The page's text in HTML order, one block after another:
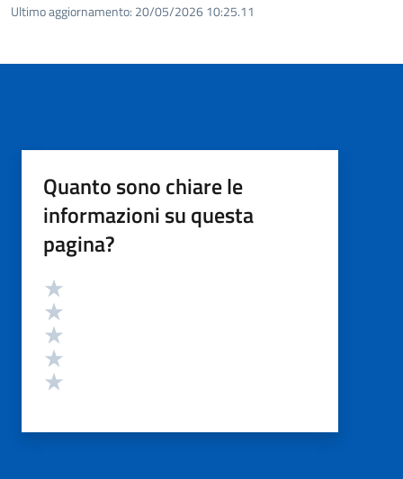
Ultimo aggiornamento: 20/05/2026 10:25.11
Quanto sono chiare le
informazioni su questa
pagina?
Valutazione